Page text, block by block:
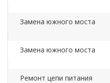
Замена южного моста
Замена южного моста
Ремонт цепи питания